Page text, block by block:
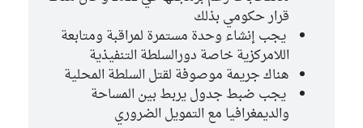
قرار حكومي بذلك
يجب إنشاء وحدة مستمرة لمراقبة ومتابعة
اللامركزية خاصة دورالسلطة التنفيذية
هناك جريمة موصوفة لقتل السلطة المحلية
يجب ضبط جدول يربط بين المساحة
والديمغرافيا مع التمويل الضروري